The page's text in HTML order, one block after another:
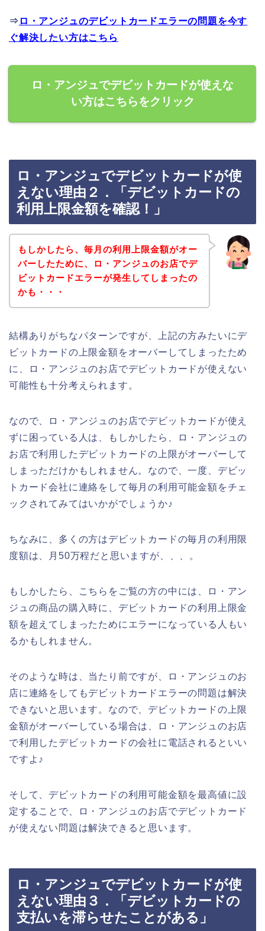
⇒ ロ・アンジュのデビットカードエラーの問題を今す
ぐ解決したい方はこちら
ロ・アンジュでデビットカードが使えな
い方はこちらをクリック
ロ・アンジュでデビットカードが使
えない理由２．「デビットカードの
利用上限金額を確認！」
もしかしたら、毎月の利用上限金額がオー
バーしたために、ロ・アンジュのお店でデ
ビットカードエラーが発生してしまったの
かも・・・
結構ありがちなパターンですが、上記の方みたいにデ
ビットカードの上限金額をオーバーしてしまったため
に、ロ・アンジュのお店でデビットカードが使えない
可能性も十分考えられます。
なので、ロ・アンジュのお店でデビットカードが使え
ずに困っている人は、もしかしたら、ロ・アンジュの
お店で利用したデビットカードの上限がオーバーして
しまっただけかもしれません。なので、一度、デビッ
トカード会社に連絡をして毎月の利用可能金額をチェ
ックされてみてはいかがでしょうか♪
ちなみに、多くの方はデビットカードの毎月の利用限
度額は、月50万程だと思いますが、、、。
もしかしたら、こちらをご覧の方の中には、ロ・アン
ジュの商品の購入時に、デビットカードの利用上限金
額を超えてしまったためにエラーになっている人もい
るかもしれません。
そのような時は、当たり前ですが、ロ・アンジュのお
店に連絡をしてもデビットカードエラーの問題は解決
できないと思います。なので、デビットカードの上限
金額がオーバーしている場合は、ロ・アンジュのお店
で利用したデビットカードの会社に電話されるといい
ですよ♪
そして、デビットカードの利用可能金額を最高値に設
定することで、ロ・アンジュのお店でデビットカード
が使えない問題は解決できると思います。
ロ・アンジュでデビットカードが使
えない理由３．「デビットカードの
支払いを滞らせたことがある」